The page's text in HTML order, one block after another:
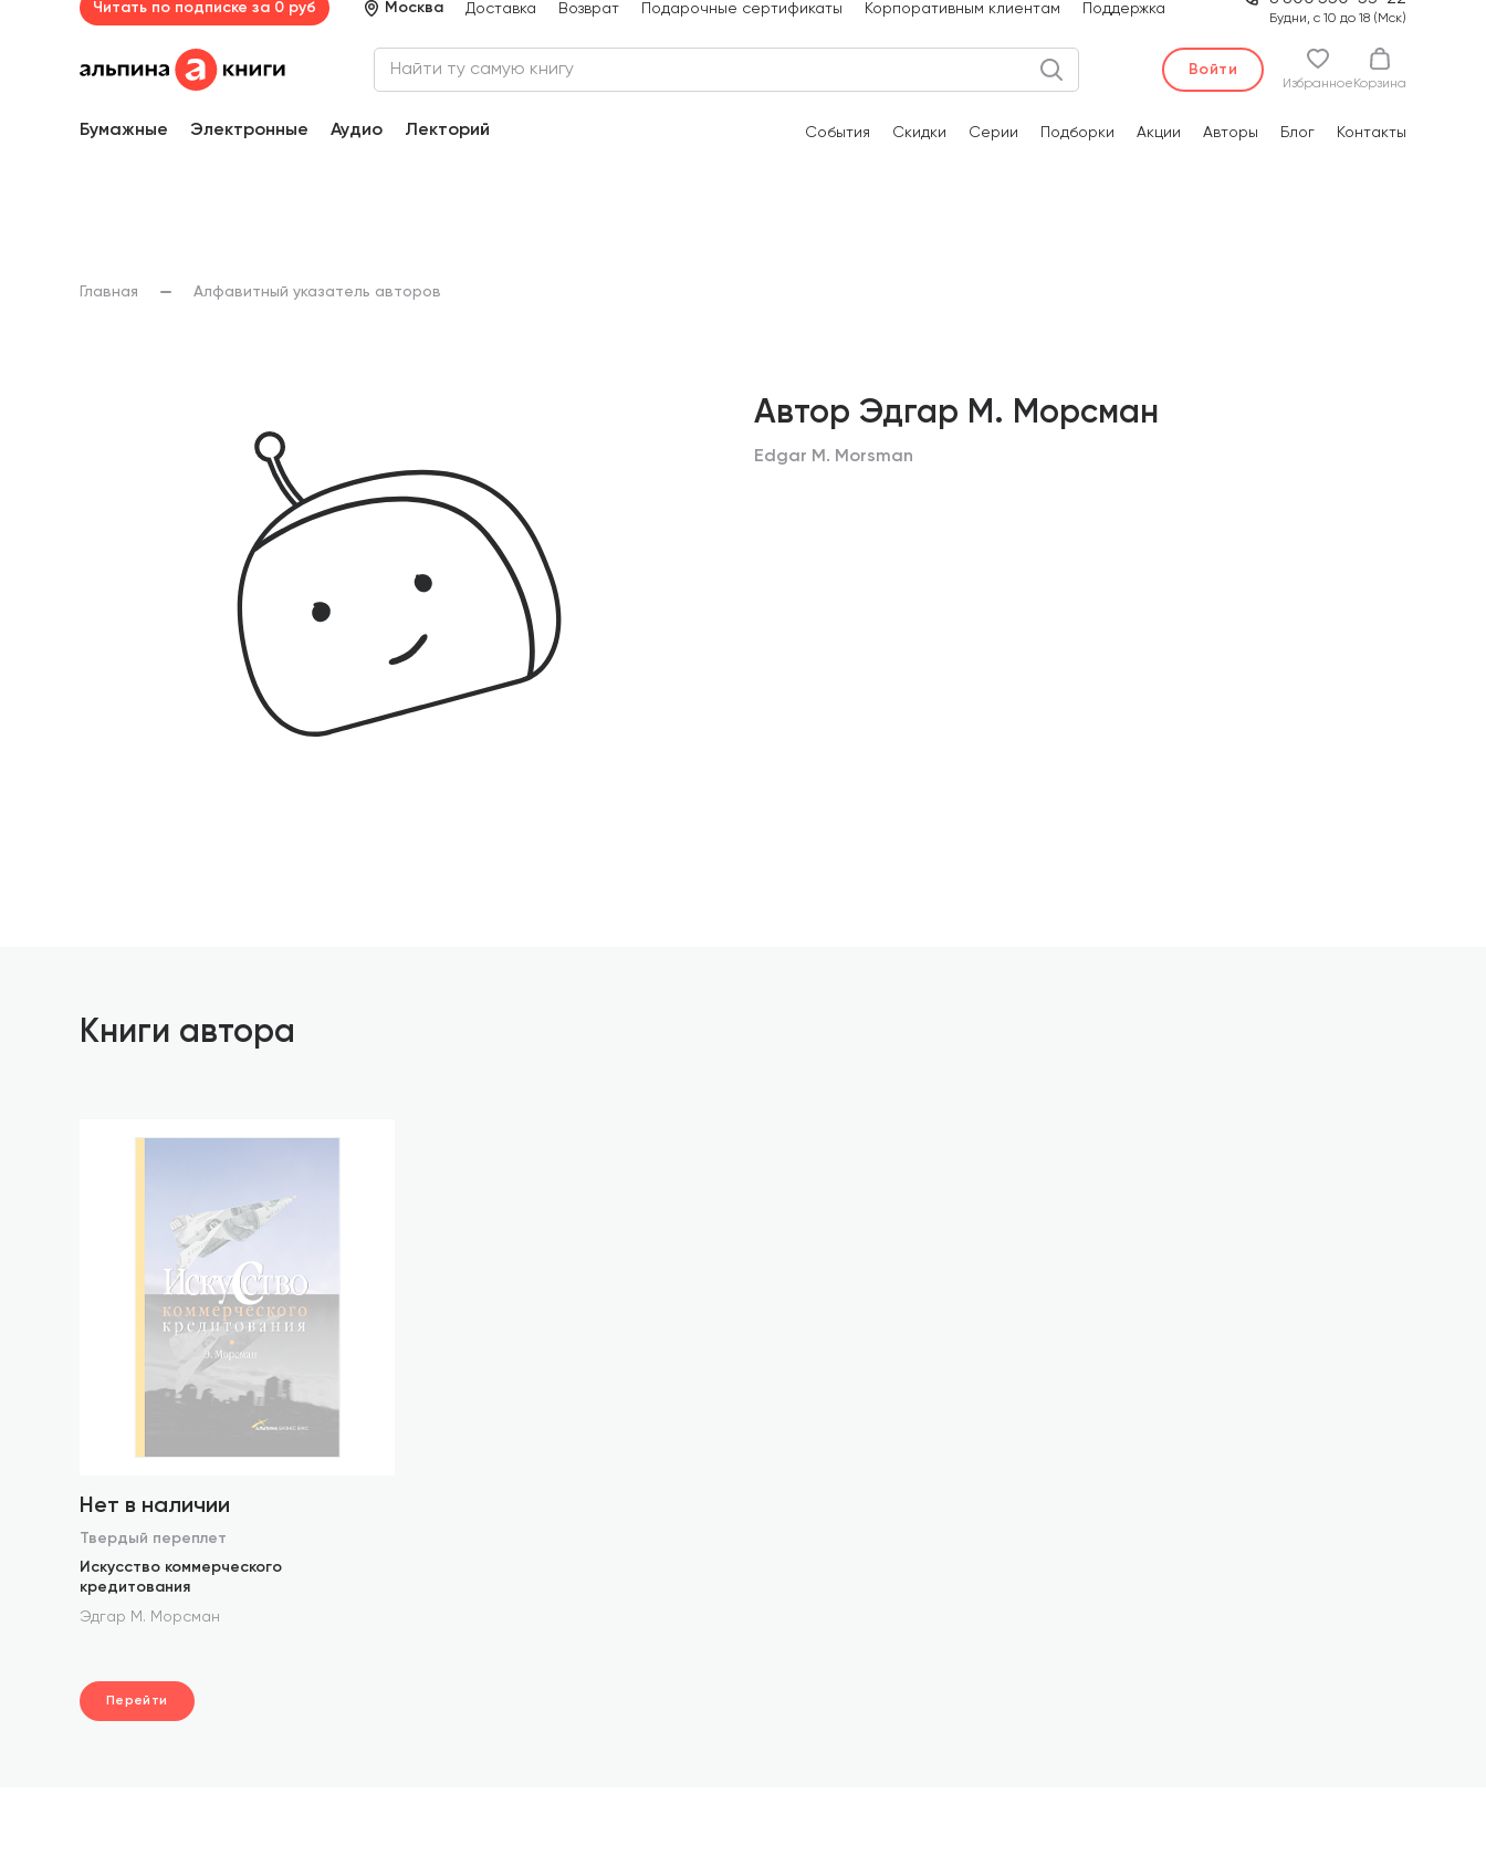
Читать по подписке за 0 руб Москва Доставка Возврат Подарочные сертификаты Корпоративным клиентам Поддержка
Будни, с 10 до 18 (Мск)
Войти
Избранное Корзина
Бумажные Электронные Аудио Лекторий События Скидки Серии Подборки Акции Авторы Блог Контакты
Главная Алфавитный указатель авторов
Автор Эдгар М. Морсман
Edgar M. Morsman
Книги автора
Нет в наличии
Твердый переплет
Искусство коммерческого
кредитования
Эдгар М. Морсман
Перейти